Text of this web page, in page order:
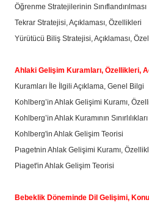
Öğrenme Stratejilerinin Sınıflandırılması
Tekrar Stratejisi, Açıklaması, Özellikleri
Yürütücü Biliş Stratejisi, Açıklaması,
Ahlaki Gelişim Kuramları, Özellikleri,
Kuramları İle İlgili Açıklama, Genel Bilgi
Kohlberg’in Ahlak Gelişimi Kuramı,
Kohlberg’in Ahlak Kuramının Sınırlılıkları
Kohlberg'in Ahlak Gelişim Teorisi
Pıagetnin Ahlak Gelişimi Kuramı,
Piaget'in Ahlak Gelişim Teorisi
Bebeklik Döneminde Dil Gelişimi,